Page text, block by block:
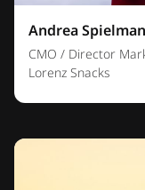
Andrea
CMO / Director
Lorenz Snacks